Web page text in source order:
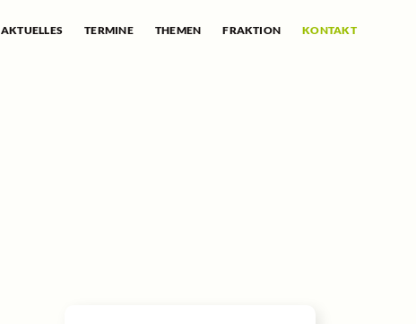
AKTUELLES TERMINE THEMEN FRAKTION KONTAKT